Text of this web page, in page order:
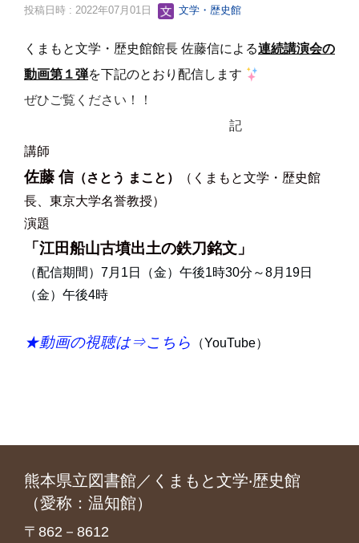
投稿日時 : 2022年07月01日 文学・歴史館
くまもと文学・歴史館館長 佐藤信による連続講演会の
動画第１弾を下記のとおり配信します
ぜひご覧ください！！
記
講師
佐藤 信（さとう まこと）
（くまもと文学・歴史館
長、東京大学名誉教授）
演題
「江田船山古墳出土の鉄刀銘文」
（配信期間） 7月1日（金）午後1時30分～8月19日
（金）午後4時
★動画の視聴は⇒こちら （YouTube）
熊本県立図書館／くまもと文学‧歴史館
（愛称：温知館）
〒862－8612